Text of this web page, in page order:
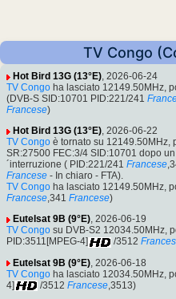
TV Congo
Hot Bird 13G (13°E), 2026-06-24
TV Congo ha lasciato 12149.50MHz,
(DVB-S SID:10701 PID:221/241
Francese)
Hot Bird 13G (13°E), 2026-06-22
TV Congo è tornato su 12149.50MHz,
SR:27500 FEC:3/4 SID:10701 dopo un
´interruzione ( PID:221/241 Francese
Francese - In chiaro - FTA).
TV Congo ha lasciato 12149.50MHz,
Francese,341 Francese)
Eutelsat 9B (9°E), 2026-06-19
TV Congo su DVB-S2 12034.50MHz,
PID:3511[MPEG-4]
/3512
Eutelsat 9B (9°E) , 2026-06-18
TV Congo ha lasciato 12034.50MHz,
4]
/3512 Francese ,3513)